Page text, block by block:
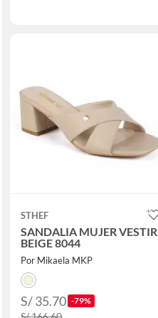
STHEF
SANDALIA MUJER VESTIR
BEIGE 8044
Por Mikaela MKP
S/ 35.70 -79%